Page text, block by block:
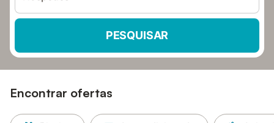
PESQUISAR
Encontrar ofertas